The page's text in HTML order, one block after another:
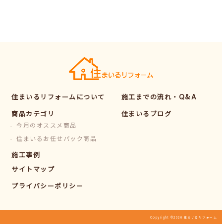
住まいるリフォームについて
商品カテゴリ
今月のオススメ商品
住まいるお任せパック商品
施工事例
施工までの流れ・Q&A
住まいるブログ
サイトマップ
プライバシーポリシー
Copyright ©2020 住まいるリフォーム